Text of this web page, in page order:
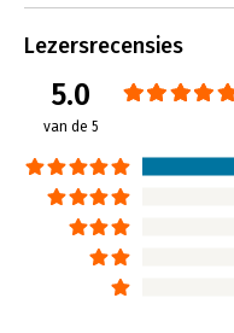
regeert als je
besluitvorming of
Lees verder
Lezersrecensies
5.0
van de 5